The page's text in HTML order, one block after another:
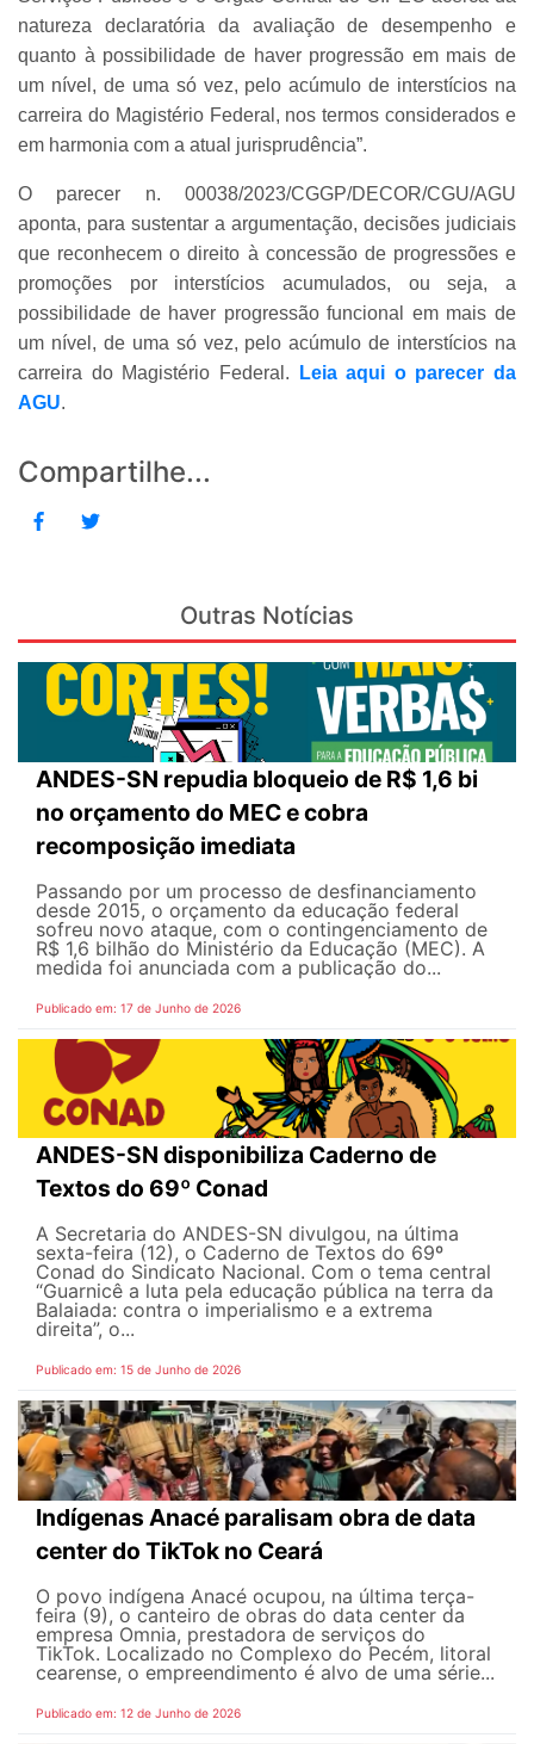
natureza declaratória da avaliação de desempenho e
quanto à possibilidade de haver progressão em mais de
um nível, de uma só vez, pelo acúmulo de interstícios na
carreira do Magistério Federal, nos termos considerados e
em harmonia com a atual jurisprudência”.
O parecer n. 00038/2023/CGGP/DECOR/CGU/AGU
aponta, para sustentar a argumentação, decisões judiciais
que reconhecem o direito à concessão de progressões e
promoções por interstícios acumulados, ou seja, a
possibilidade de haver progressão funcional em mais de
um nível, de uma só vez, pelo acúmulo de interstícios na
carreira do Magistério Federal.
Leia aqui o parecer da
AGU.
Compartilhe...
Outras Notícias
ANDES-SN repudia bloqueio de R$ 1,6 bi
no orçamento do MEC e cobra
recomposição imediata
Passando por um processo de desfinanciamento
desde 2015, o orçamento da educação federal
sofreu novo ataque, com o contingenciamento de
R$ 1,6 bilhão do Ministério da Educação (MEC). A
medida foi anunciada com a publicação do...
Publicado em: 17 de Junho de 2026
ANDES-SN disponibiliza Caderno de
Textos do 69º Conad
A Secretaria do ANDES-SN divulgou, na última
sexta-feira (12), o Caderno de Textos do 69º
Conad do Sindicato Nacional. Com o tema central
“Guarnicê a luta pela educação pública na terra da
Balaiada: contra o imperialismo e a extrema
direita”, o...
Publicado em: 15 de Junho de 2026
Indígenas Anacé paralisam obra de data
center do TikTok no Ceará
O povo indígena Anacé ocupou, na última terça-
feira (9), o canteiro de obras do data center da
empresa Omnia, prestadora de serviços do
TikTok. Localizado no Complexo do Pecém, litoral
cearense, o empreendimento é alvo de uma série...
Publicado em: 12 de Junho de 2026